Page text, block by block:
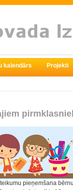
kalendārs Projekti
pieņemšana